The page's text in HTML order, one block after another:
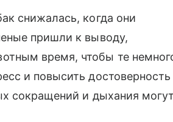
снижалась, когда они
пришли к выводу,
время, чтобы те
и повысить достоверность
сокращений и дыхания могут